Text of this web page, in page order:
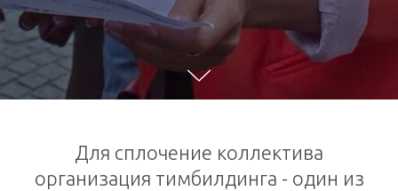
Для сплочение коллектива
организация тимбилдинга - один из